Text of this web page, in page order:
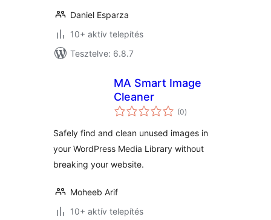
Daniel Esparza
10+ aktív telepítés
Tesztelve: 6.8.7
MA Smart Image
Cleaner
(0értékelés
összesen
)
Safely find and clean unused images in
your WordPress Media Library without
breaking your website.
Moheeb Arif
10+ aktív telepítés